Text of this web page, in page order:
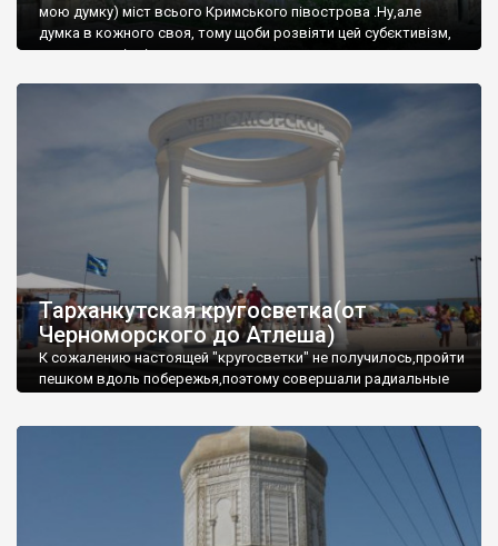
мою думку) міст всього Кримського півострова .Ну,але
думка в кожного своя, тому щоби розвіяти цей субєктивізм,
запрошую відвідати це
Тарханкутская кругосветка(от
Черноморского до Атлеша)
К сожалению настоящей "кругосветки" не получилось,пройти
пешком вдоль побережья,поэтому совершали радиальные